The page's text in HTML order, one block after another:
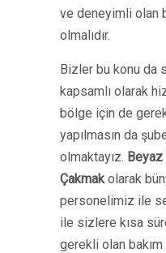
ve deneyimli olan
olmalıdır.
Bizler bu konu da
kapsamlı olarak
bölge için de
yapılmasın da
olmaktayız.
Çakmakolarak
personelimiz ile
ile sizlere kısa
gerekli olan